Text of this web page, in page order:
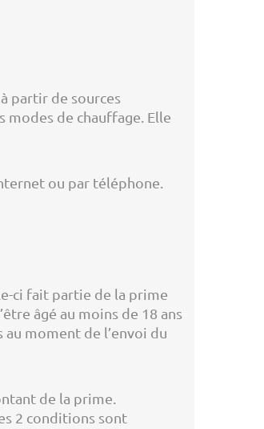
partir de sources
modes de chauffage. Elle
ou par téléphone.
ci fait partie de la prime
âgé au moins de 18 ans
moment de l’envoi du
de la prime.
2 conditions sont